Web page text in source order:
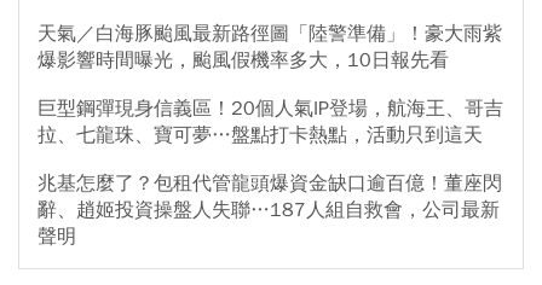
天氣／白海豚颱風最新路徑圖「陸警準備」！豪大雨紫
爆影響時間曝光，颱風假機率多大，10日報先看
巨型鋼彈現身信義區！20個人氣IP登場，航海王、哥吉
拉、七龍珠、寶可夢…盤點打卡熱點，活動只到這天
兆基怎麼了？包租代管龍頭爆資金缺口逾百億！董座閃
辭、趙姬投資操盤人失聯…187人組自救會，公司最新
聲明